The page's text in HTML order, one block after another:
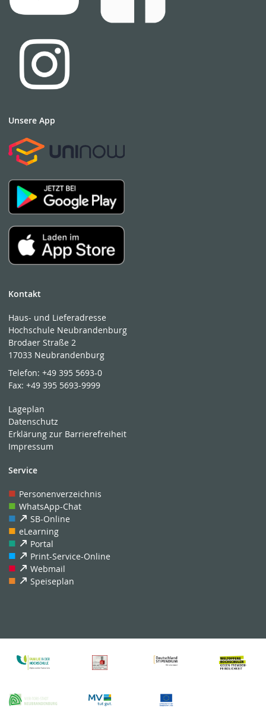
Unsere App
Kontakt
Haus- und Lieferadresse
Hochschule Neubrandenburg
Brodaer Straße 2
17033 Neubrandenburg
Telefon:+49 395 5693-0
Fax:+49 395 5693-9999
Lageplan
Datenschutz
Erklärung zur Barrierefreiheit
Impressum
Service
Personenverzeichnis
WhatsApp-Chat
SB-Online
eLearning
Portal
Print-Service-Online
Webmail
Speiseplan